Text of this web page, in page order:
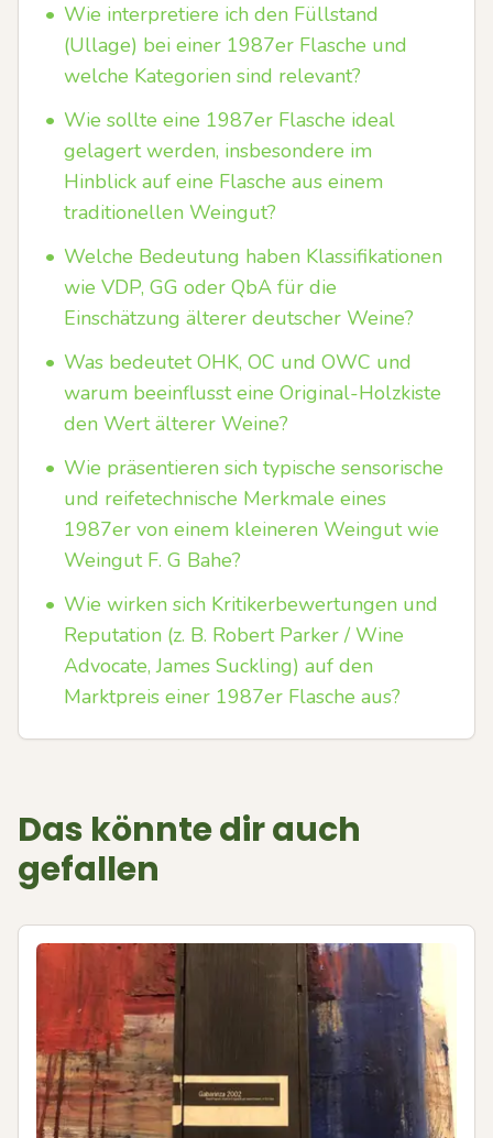
• Wie interpretiere ich den Füllstand
(Ullage) bei einer 1987er Flasche und
welche Kategorien sind relevant?
• Wie sollte eine 1987er Flasche ideal
gelagert werden, insbesondere im
Hinblick auf eine Flasche aus einem
traditionellen Weingut?
• Welche Bedeutung haben Klassifikationen
wie VDP, GG oder QbA für die
Einschätzung älterer deutscher Weine?
• Was bedeutet OHK, OC und OWC und
warum beeinflusst eine Original-Holzkiste
den Wert älterer Weine?
• Wie präsentieren sich typische sensorische
und reifetechnische Merkmale eines
1987er von einem kleineren Weingut wie
Weingut F. G Bahe?
• Wie wirken sich Kritikerbewertungen und
Reputation (z. B. Robert Parker / Wine
Advocate, James Suckling) auf den
Marktpreis einer 1987er Flasche aus?
Das könnte dir auch
gefallen